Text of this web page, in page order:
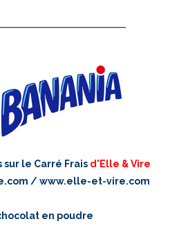
le Carré Frais d'Elle & Vire
/www.elle-et-vire.com
en poudre